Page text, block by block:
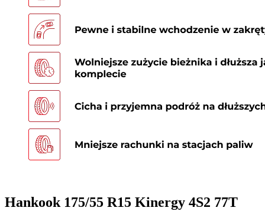
Hankook 175/55 R15 Kinergy 4S2 77T